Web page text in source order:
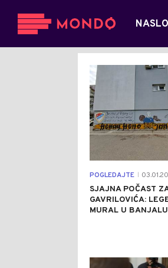
POGLEDAJTE
SJAJNA POČAST
GAVRILOVIĆA:
MURAL U